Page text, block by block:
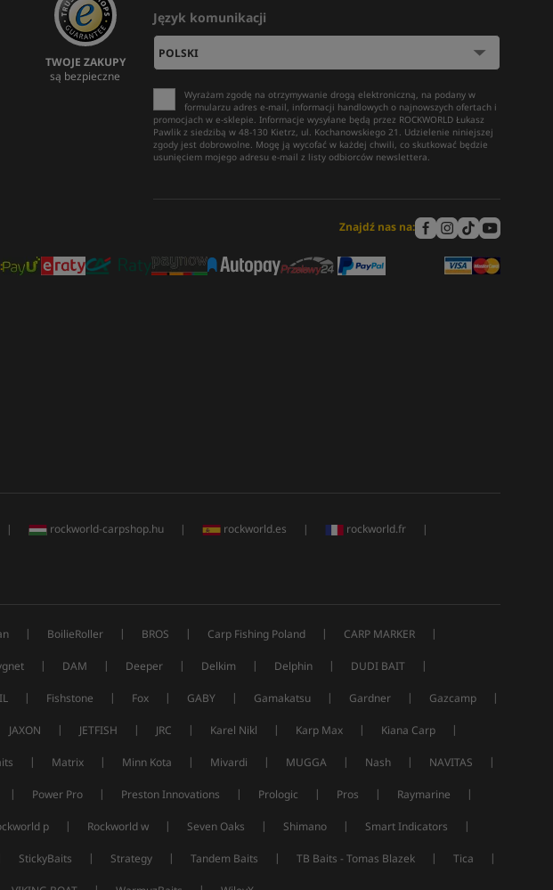
Język komunikacji
Wyrażam zgodę na otrzymywanie drogą elektroniczną, na podany w
formularzu adres e-mail, informacji handlowych o najnowszych ofertach i
promocjach w e-sklepie. Informacje wysyłane będą przez ROCKWORLD Łukasz
Pawlik z siedzibą w 48-130 Kietrz, ul. Kochanowskiego 21. Udzielenie niniejszej
zgody jest dobrowolne. Mogę ją wycofać w każdej chwili, co skutkować będzie
usunięciem mojego adresu e-mail z listy odbiorców newslettera.
Znajdź nas na:
TWOJE ZAKUPY
są bezpieczne
| rockworld-carpshop.hu | rockworld.es | rockworld.fr |
| BoilieRoller | BROS | Carp Fishing Poland | CARP MARKER |
| DAM | Deeper | Delkim | Delphin | DUDI BAIT |
| Fishstone | Fox | GABY | Gamakatsu | Gardner | Gazcamp |
JAXON | JETFISH | JRC | Karel Nikl | Karp Max | Kiana Carp |
| Matrix | Minn Kota | Mivardi | MUGGA | Nash | NAVITAS |
| Power Pro | Preston Innovations | Prologic | Pros | Raymarine |
p | Rockworld w | Seven Oaks | Shimano | Smart Indicators |
StickyBaits | Strategy | Tandem Baits | TB Baits - Tomas Blazek | Tica |